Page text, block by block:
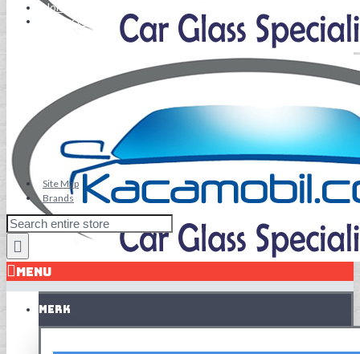
Home
Contact Us
Site Map
Brands
MENU
MERK